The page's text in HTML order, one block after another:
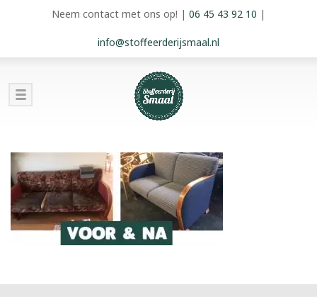
Neem contact met ons op! | 06 45 43 92 10 |
info@stoffeerderijsmaal.nl